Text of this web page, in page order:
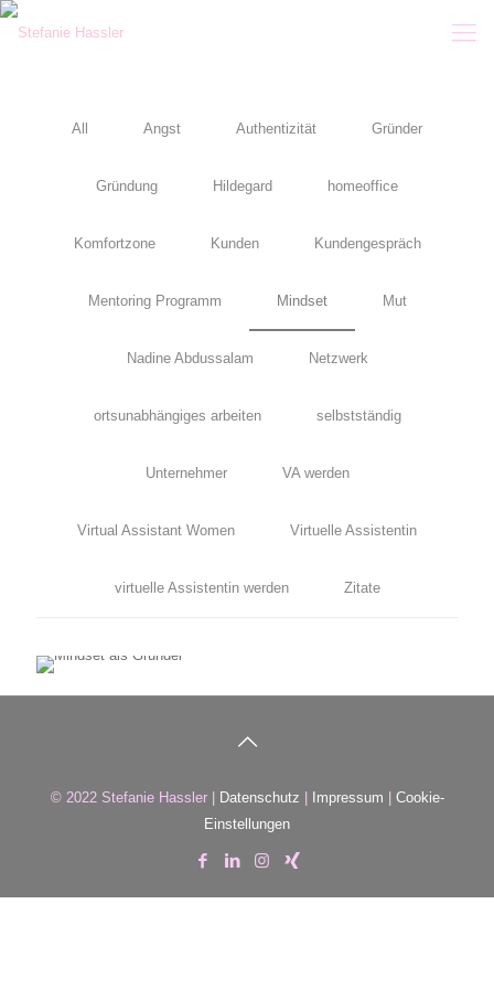
All Angst Authentizität Gründer
Gründung Hildegard homeoffice
Komfortzone Kunden Kundengespräch
Mentoring Programm Mindset Mut
Nadine Abdussalam Netzwerk
ortsunabhängiges arbeiten selbstständig
Unternehmer VA werden
Virtual Assistant Women Virtuelle Assistentin
virtuelle Assistentin werden Zitate
November 10, 2019
© 2022 Stefanie Hassler | Datenschutz Impressum
Cookie-
Einstellungen